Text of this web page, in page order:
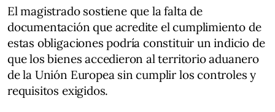
El magistrado sostiene que la falta de
documentación que acredite el cumplimiento de
estas obligaciones podría constituir un indicio de
que los bienes accedieron al territorio aduanero
de la Unión Europea sin cumplir los controles y
requisitos exigidos.